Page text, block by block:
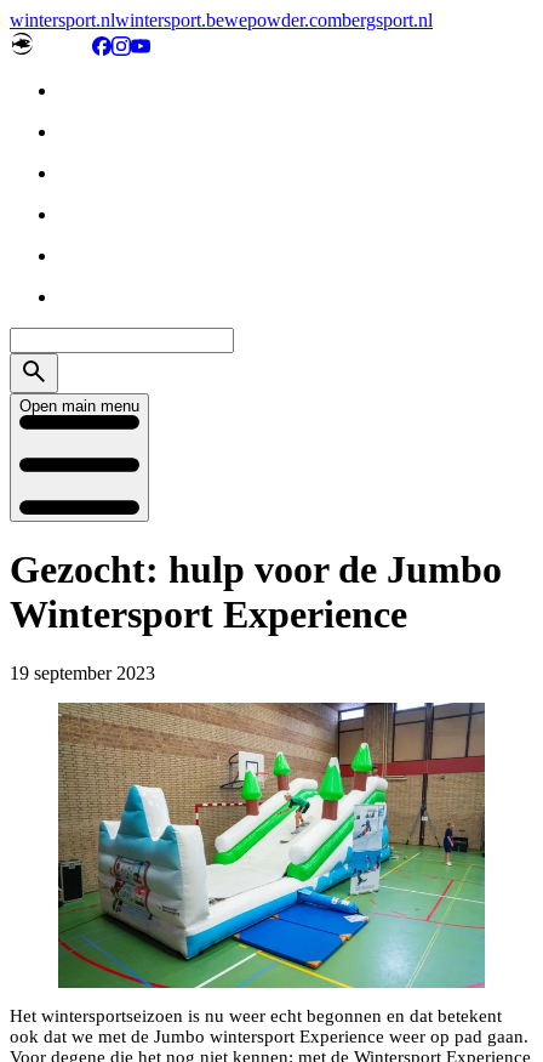
wintersport.nlwintersport.bewepowder.combergsport.nl
Open main menu
Gezocht: hulp voor de Jumbo
Wintersport Experience
19 september 2023
Het wintersportseizoen is nu weer echt begonnen en dat betekent
ook dat we met de Jumbo wintersport Experience weer op pad gaan.
Voor degene die het nog niet kennen: met de Wintersport Experience